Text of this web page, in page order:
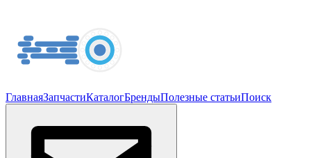
ГлавнаяЗапчастиКаталогБрендыПолезные статьиПоиск